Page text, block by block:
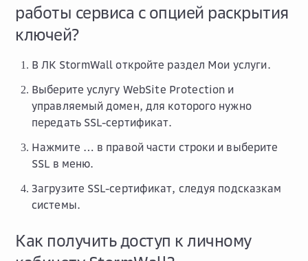
работы сервиса с опцией раскрытия
ключей?
В ЛК StormWall откройте раздел Мои услуги.
Выберите услугу WebSite Protection и
управляемый домен, для которого нужно
передать SSL-сертификат.
Нажмите … в правой части строки и выберите
SSL в меню.
Загрузите SSL-сертификат, следуя подсказкам
системы.
Как получить доступ к личному